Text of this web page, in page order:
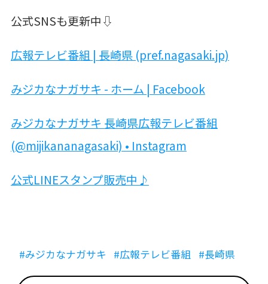
公式SNSも更新中⇩
広報テレビ番組 | 長崎県 (pref.nagasaki.jp)
みジカなナガサキ - ホーム | Facebook
みジカなナガサキ 長崎県広報テレビ番組
(@mijikananagasaki) • Instagram
公式LINEスタンプ販売中♪
#みジカなナガサキ #広報テレビ番組 #長崎県